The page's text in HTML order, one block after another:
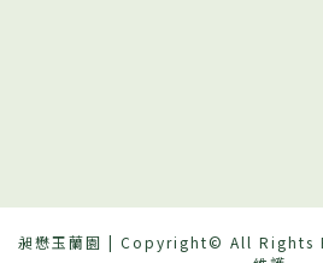
昶懋玉蘭園 | Copyright© All Rights